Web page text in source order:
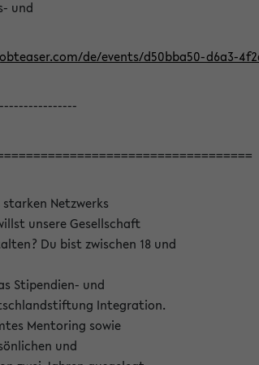
und
de/events/d50bba50-d6a3-
Netzwerks
unsere Gesellschaft
Du bist zwischen 18 und
Stipendien- und
Integration.
Mentoring sowie
und